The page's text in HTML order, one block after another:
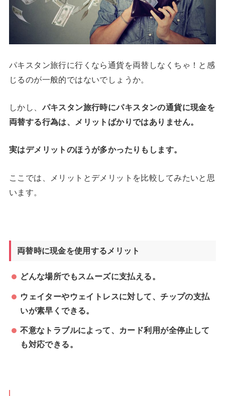
パキスタン旅行に行くなら通貨を両替しなくちゃ！と感
じるのが一般的ではないでしょうか。
しかし、パキスタン旅行時にパキスタンの通貨に現金を
両替する行為は、メリットばかりではありません。
実はデメリットのほうが多かったりもします。
ここでは、メリットとデメリットを比較してみたいと思
います。
両替時に現金を使用するメリット
どんな場所でもスムーズに支払える。
ウェイターやウェイトレスに対して、チップの支払
いが素早くできる。
不意なトラブルによって、カード利用が全停止して
も対応できる。